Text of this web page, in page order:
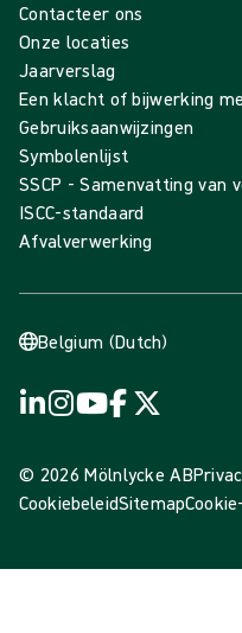
Contacteer ons
Onze locaties
Jaarverslag
Een klacht of bijwerking
Gebruiksaanwijzingen
Symbolenlijst
SSCP - Samenvatting van
ISCC-standaard
Afvalverwerking
Belgium (Dutch)
© 2026 Mölnlycke AB
CookiebeleidSitemap